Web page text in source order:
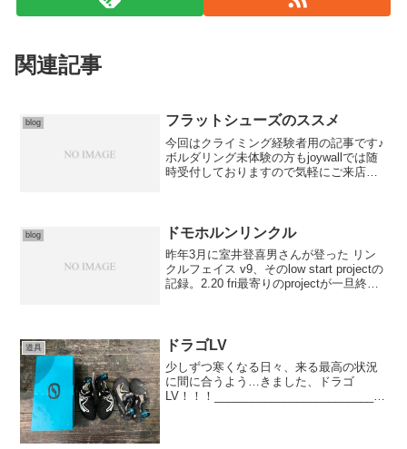
関連記事
blog フラットシューズのススメ
今回はクライミング経験者用の記事です♪
ボルダリング未体験の方もjoywallでは随
時受付しておりますので気軽にご来店く
ここ...
blog ドモホルンリンクル
昨年3月に室井登喜男さんが登った リン
クルフェイス v9、そのlow start projectの
記録。2.20 fri最寄りのprojectが一旦終了
道具 ドラゴLV
少しずつ寒くなる日々、来る最高の状況
に間に合うよう…きました、ドラゴ
LV！！！__________________________